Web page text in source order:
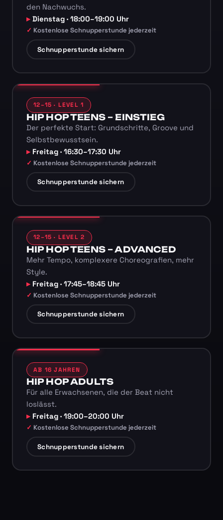
den Nachwuchs.
Dienstag · 18:00–19:00 Uhr
Kostenlose Schnupperstunde jederzeit
Schnupperstunde sichern
12–15 · LEVEL 1
HIP HOP TEENS – EINSTIEG
Der perfekte Start: Grundschritte, Groove und
Selbstbewusstsein.
Freitag · 16:30–17:30 Uhr
Kostenlose Schnupperstunde jederzeit
Schnupperstunde sichern
12–15 · LEVEL 2
HIP HOP TEENS – ADVANCED
Mehr Tempo, komplexere Choreografien, mehr
Style.
Freitag · 17:45–18:45 Uhr
Kostenlose Schnupperstunde jederzeit
Schnupperstunde sichern
AB 16 JAHREN
HIP HOP ADULTS
Für alle Erwachsenen, die der Beat nicht
loslässt.
Freitag · 19:00–20:00 Uhr
Kostenlose Schnupperstunde jederzeit
Schnupperstunde sichern